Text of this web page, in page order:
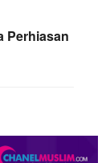
Perhiasan